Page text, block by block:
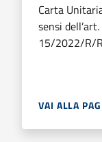
Carta
sensi
15/2022/R/
VAI ALLA